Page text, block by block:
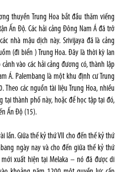
thuyền Trung Hoa bắt đầu thăm viếng
Ấn Độ. Các hải cảng Đông Nam Á đã trở
nhà mậu dịch này. Srivijaya đã là cảng
(đi biển ) Trung Hoa. Đây là thời kỳ lan
vào các hải cảng đương có, thành lập
Á. Palembang là một khu định cư Trung
Theo các nguồn tài liệu Trung Hoa, nhiều
tại thành phố này, hoặc để học tập tại đó,
Ấn Độ (15).
lần. Giữa thế kỷ thứ VII cho đến thế kỷ thứ
ngày nay và cho đến giữa thế kỷ thứ
xuất hiện tại Melaka – nó đã được di